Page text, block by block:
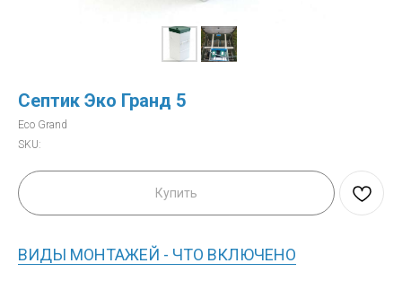
Септик Эко Гранд 5
Eco Grand
SKU:
Купить
ВИДЫ МОНТАЖЕЙ - ЧТО ВКЛЮЧЕНО